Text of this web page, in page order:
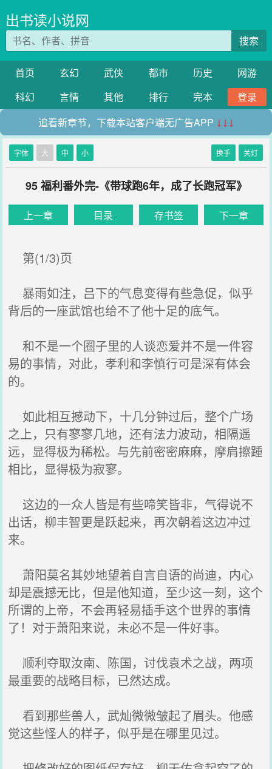
出书读小说网
搜索
首页 玄幻 武侠 都市 历史
网游
科幻
言情 其他 排行 完本
登录
追看新章节，下载本站客户端无广告APP ↓↓↓
字体 大 中 小 换手 关灯
95 福利番外完-《带球跑6年，成了长跑冠军》
上一章 目录 存书签 下一章
第(1/3)页
暴雨如注，吕下的气息变得有些急促，似乎
背后的一座武馆也给不了他十足的底气。
和不是一个圈子里的人谈恋爱并不是一件容
易的事情，对此，孝利和李慎行可是深有体会
的。
如此相互撼动下，十几分钟过后，整个广场
之上，只有寥寥几地，还有法力波动，相隔遥
远，显得极为稀松。与先前密密麻麻，摩肩擦踵
相比，显得极为寂寥。
这边的一众人皆是有些啼笑皆非，气得说不
出话，柳丰智更是跃起来，再次朝着这边冲过
来。
萧阳莫名其妙地望着自言自语的尚迪，内心
却是震撼无比，但是他知道，至少这一刻，这个
所谓的上帝，不会再轻易插手这个世界的事情
了！对于萧阳来说，未必不是一件好事。
顺利夺取汝南、陈国，讨伐袁术之战，两项
最重要的战略目标，已然达成。
看到那些兽人，武灿微微皱起了眉头。他感
觉这些怪人的样子，似乎是在哪里见过。